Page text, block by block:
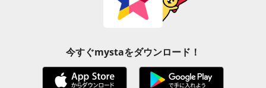
今すぐmystaをダウンロード！